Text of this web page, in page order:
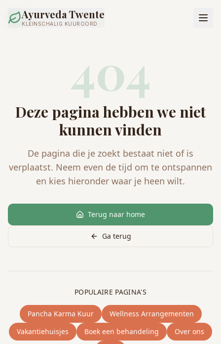
Ayurveda Twente
KLEINSCHALIG KUUROORD
404
Deze pagina hebben we niet
kunnen vinden
De pagina die je zoekt bestaat niet of is
verplaatst. Neem even de tijd om te ontspannen
en kies hieronder waar je heen wilt.
Terug naar home
Ga terug
POPULAIRE PAGINA'S
Pancha Karma Kuur
Wellness Arrangementen
Vakantiehuisjes
Boek een behandeling
Over ons